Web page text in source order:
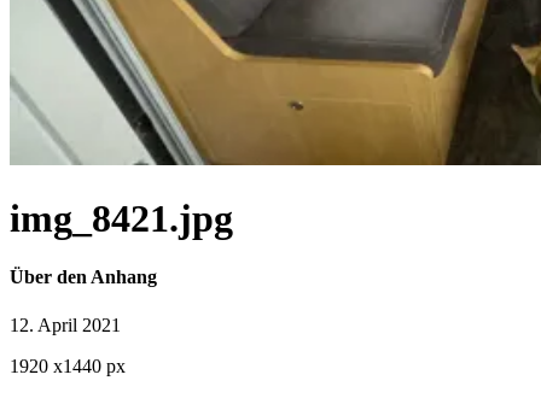
img_8421.jpg
Über den Anhang
12. April 2021
1920 x1440 px